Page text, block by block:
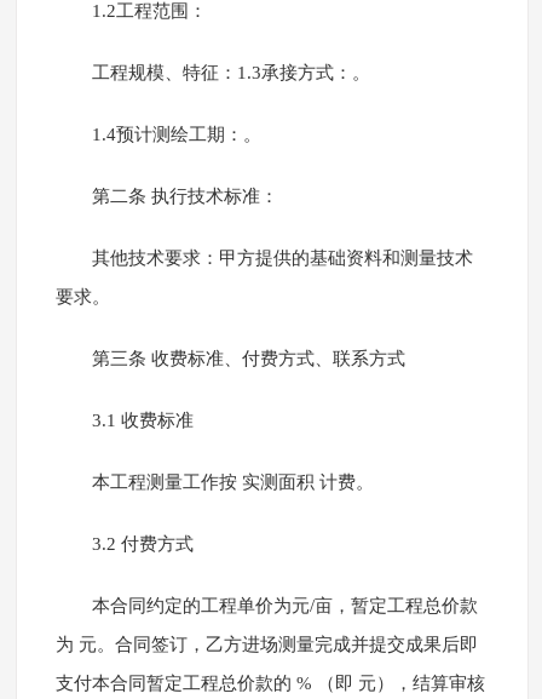
1.2工程范围：
工程规模、特征：1.3承接方式：。
1.4预计测绘工期：。
第二条 执行技术标准：
其他技术要求：甲方提供的基础资料和测量技术
要求。
第三条 收费标准、付费方式、联系方式
3.1 收费标准
本工程测量工作按 实测面积 计费。
3.2 付费方式
本合同约定的工程单价为元/亩，暂定工程总价款
为 元。合同签订，乙方进场测量完成并提交成果后即
支付本合同暂定工程总价款的 % （即 元），结算审核